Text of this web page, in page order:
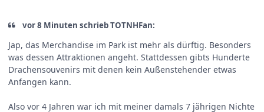
vor 8 Minuten schrieb TOTNHFan:
Jap, das Merchandise im Park ist mehr als dürftig. Besonders
was dessen Attraktionen angeht. Stattdessen gibts Hunderte
Drachensouvenirs mit denen kein Außenstehender etwas
Anfangen kann.
Also vor 4 Jahren war ich mit meiner damals 7 jährigen Nichte